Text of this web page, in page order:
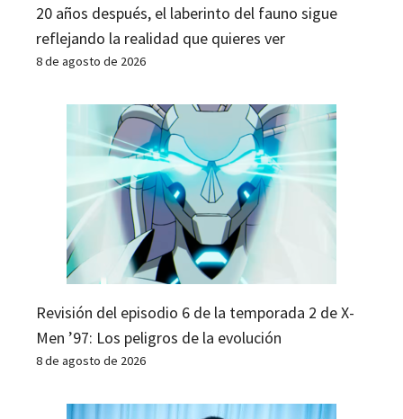
20 años después, el laberinto del fauno sigue
reflejando la realidad que quieres ver
8 de agosto de 2026
Revisión del episodio 6 de la temporada 2 de X-
Men ’97: Los peligros de la evolución
8 de agosto de 2026